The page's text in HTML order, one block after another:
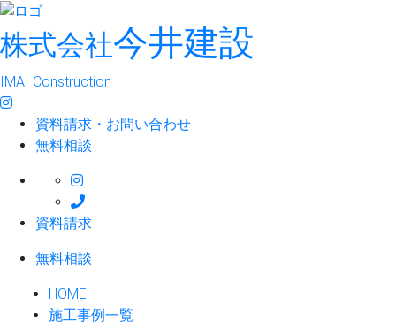
株式会社今井建設
IMAI Construction
資料請求・お問い合わせ
無料相談
資料請求
無料相談
HOME
施工事例一覧